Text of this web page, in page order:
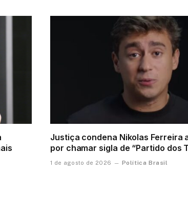
Justiça condena Nikolas Ferreira
por chamar sigla de “Partido dos
1 de agosto de 2026 Política Brasil